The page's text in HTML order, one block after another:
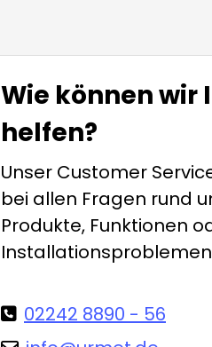
Wie können wir
helfen?
Unser Customer
bei allen Fragen rund
Produkte, Funktionen
02242 8890 - 56